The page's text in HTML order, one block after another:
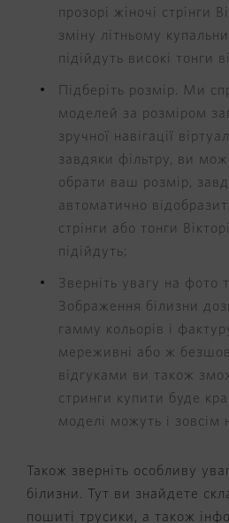
прозорі жіночі стрінги
зміну літньому
підійдуть високі тонги
Підберіть розмір. Ми
моделей за розміром
зручної навігації
завдяки фільтру, ви
обрати ваш розмір,
автоматично
стрінги або тонги
підійдуть;
Зверніть увагу на фото
Зображення білизни
гамму кольорів і
мереживні або ж
відгуками ви також
стринги купити буде
моделі можуть і зовсім
Також зверніть особливу
білизни. Тут ви знайдете
пошиті трусики, а також